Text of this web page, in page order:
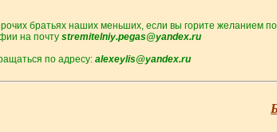
братьях наших меньших, если вы горите желанием
на почту stremitelniy.pegas@yandex.ru
по адресу: alexeylis@yandex.ru